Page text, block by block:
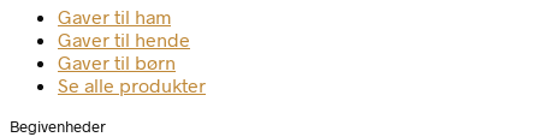
Gaver til ham
Gaver til hende
Gaver til børn
Se alle produkter
Begivenheder